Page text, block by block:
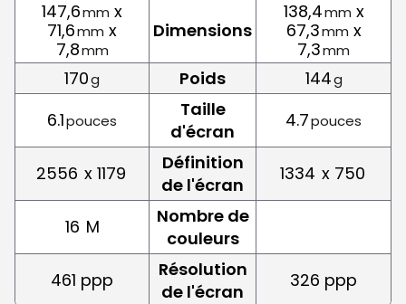
147,6mm x
71,6mm x
7,8mm
Dimensions
138,4mm x
67,3mm x
7,3mm
170g Poids 144g
6.1pouces
Taille
d'écran
4.7pouces
2556 x 1179
Définition
de l'écran
1334 x 750
16 M
Nombre de
couleurs
461 ppp
Résolution
de l'écran
326 ppp